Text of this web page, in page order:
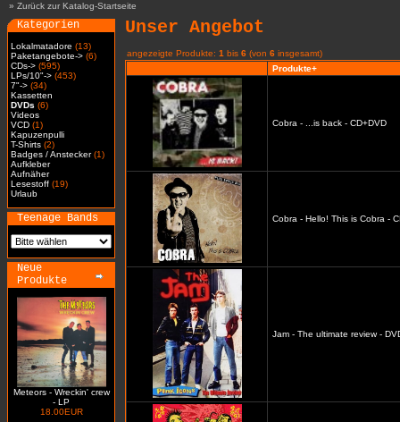
» Zurück zur Katalog-Startseite
Kategorien
Lokalmatadore (13)
Paketangebote-> (6)
CDs-> (595)
LPs/10"-> (453)
7"-> (34)
Kassetten
DVDs (6)
Videos
VCD (1)
Kapuzenpulli
T-Shirts (2)
Badges / Anstecker(1)
Aufkleber
Aufnäher
Lesestoff (19)
Urlaub
Teenage Bands
Neue
Produkte
Meteors - Wreckin' crew
- LP
18.00EUR
Unser Angebot
angezeigte Produkte: 1 bis 6 (von 6 insgesamt)
Produkte+
Cobra - ...is back - CD+DVD
Cobra - Hello! This is Cobra -
Jam - The ultimate review -